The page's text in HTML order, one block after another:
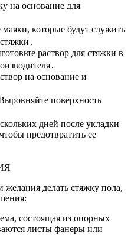
на основание для
которые будут служить
раствор для стяжки в
на основание и
поверхность
дней после укладки
предотвратить ее
делать стяжку пола,
состоящая из опорных
листы фанеры или